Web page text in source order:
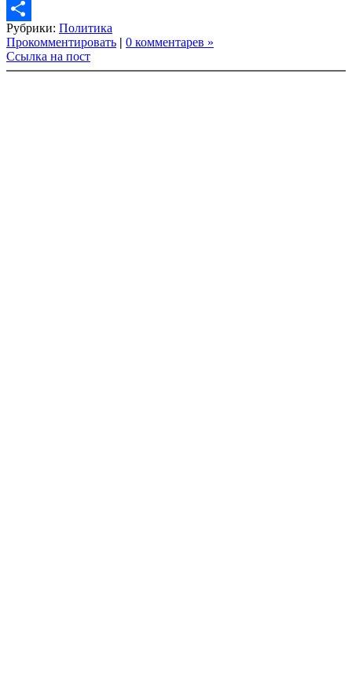
Copy
Link
Share
Рубрики: Политика
Прокомментировать | 0 комментарев »
Ссылка на пост